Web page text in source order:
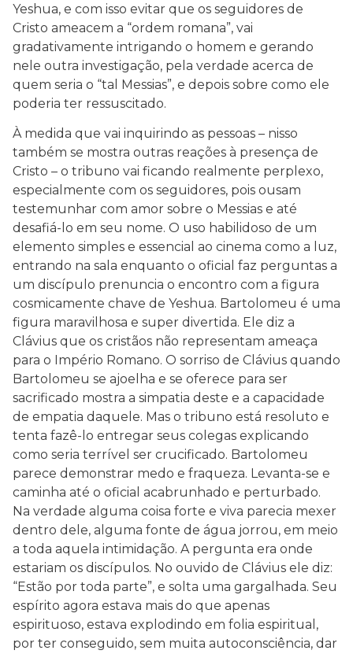
Yeshua, e com isso evitar que os seguidores de
Cristo ameacem a “ordem romana”, vai
gradativamente intrigando o homem e gerando
nele outra investigação, pela verdade acerca de
quem seria o “tal Messias”, e depois sobre como ele
poderia ter ressuscitado.
À medida que vai inquirindo as pessoas – nisso
também se mostra outras reações à presença de
Cristo – o tribuno vai ficando realmente perplexo,
especialmente com os seguidores, pois ousam
testemunhar com amor sobre o Messias e até
desafiá-lo em seu nome. O uso habilidoso de um
elemento simples e essencial ao cinema como a luz,
entrando na sala enquanto o oficial faz perguntas a
um discípulo prenuncia o encontro com a figura
cosmicamente chave de Yeshua. Bartolomeu é uma
figura maravilhosa e super divertida. Ele diz a
Clávius que os cristãos não representam ameaça
para o Império Romano. O sorriso de Clávius quando
Bartolomeu se ajoelha e se oferece para ser
sacrificado mostra a simpatia deste e a capacidade
de empatia daquele. Mas o tribuno está resoluto e
tenta fazê-lo entregar seus colegas explicando
como seria terrível ser crucificado. Bartolomeu
parece demonstrar medo e fraqueza. Levanta-se e
caminha até o oficial acabrunhado e perturbado.
Na verdade alguma coisa forte e viva parecia mexer
dentro dele, alguma fonte de água jorrou, em meio
a toda aquela intimidação. A pergunta era onde
estariam os discípulos. No ouvido de Clávius ele diz:
“Estão por toda parte”, e solta uma gargalhada. Seu
espírito agora estava mais do que apenas
espirituoso, estava explodindo em folia espiritual,
por ter conseguido, sem muita autoconsciência, dar